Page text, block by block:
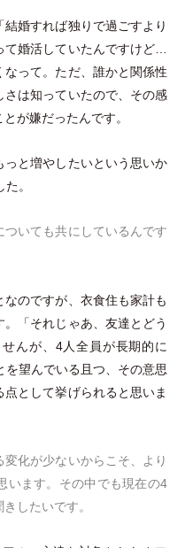
「結婚すれば独りで過ごすより
て婚活していたんですけど…
って。ただ、誰かと関係性
は知っていたので、その感
が嫌だったんです。
と増やしたいという思いか
。
いても共にしているんです
のですが、衣食住も家計も
「それじゃあ、友達とどう
んが、4人全員が長期的に
を望んでいる且つ、その意思
として挙げられると思いま
化が少ないからこそ、より
います。その中でも現在の4
したいです。